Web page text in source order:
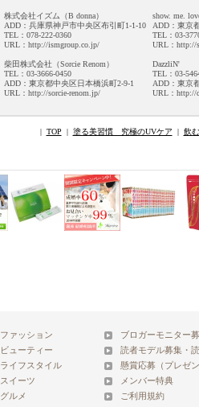
株式会社イズム（B donna）
ADD：兵庫県神戸市中央区布引町1-1-10
TEL：078-222-0360
URL：http://ismgroup.co.jp/
柴田株式会社（Sorcie Renom）
TEL：03-3666-0450
ADD：東京都中央区日本橋浜町2-9-1
URL：http://sorcie-renom.jp/
show. me.
ADD：東京
TEL：03-
URL：http://
DazzliN'
TEL：03-
ADD：東京
URL：http://
| TOP | 塗る美習慣 究極のUVケア | 飲
ファッション
ビューティー
ライフスタイル
スイーツ
グルメ
ブロガーモニター
読者モデル募集・
懸賞応募（プレゼ
メンバー特典
ご利用規約